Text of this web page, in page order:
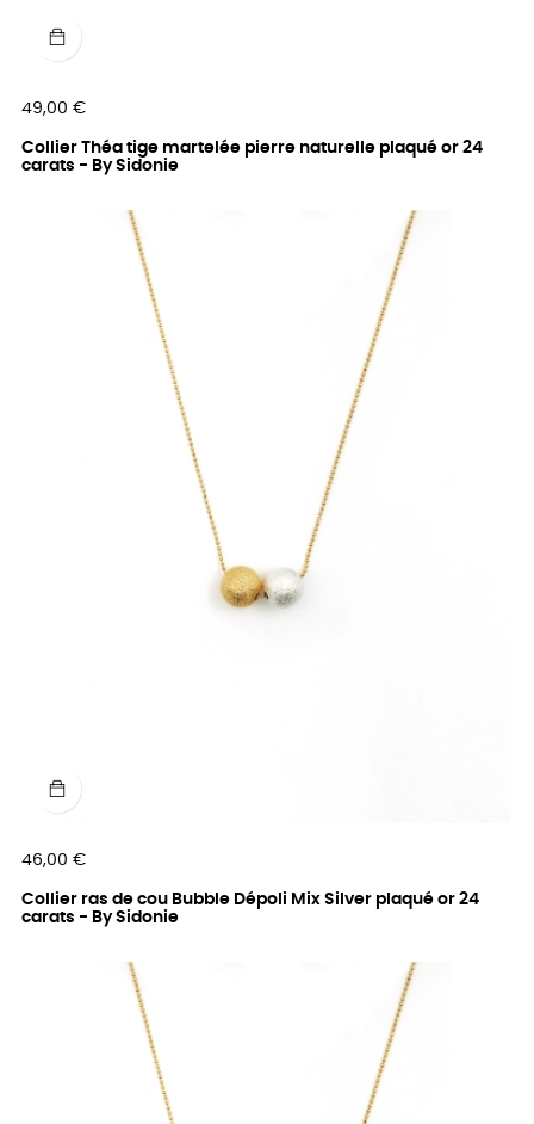
Prix
49,00 €
Collier Théa tige martelée pierre naturelle plaqué or 24
carats - By Sidonie
Prix
46,00 €
Collier ras de cou Bubble Dépoli Mix Silver plaqué or 24
carats - By Sidonie